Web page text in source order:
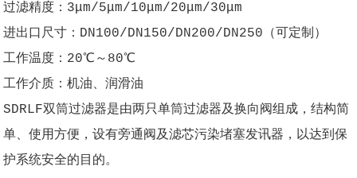
过滤精度：3μm/5μm/10μm/20μm/30μm
进出口尺寸：DN100/DN150/DN200/DN250（可定制）
工作温度：20℃～80℃
工作介质：机油、润滑油
SDRLF双筒过滤器是由两只单筒过滤器及换向阀组成，结构简
单、使用方便，设有旁通阀及滤芯污染堵塞发讯器，以达到保
护系统安全的目的。